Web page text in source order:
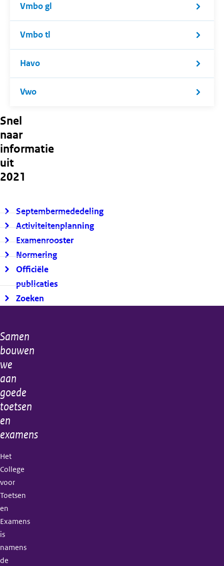
Vmbo gl
Vmbo tl
Havo
Vwo
Snel
naar
informatie
uit
2021
Septembermededeling
Activiteitenplanning
Examenrooster
Normering
Officiële
publicaties
Zoeken
Algemene
informatie
Samen
bouwen
we
aan
goede
toetsen
en
examens
Het
College
voor
Toetsen
en
Examens
is
namens
de